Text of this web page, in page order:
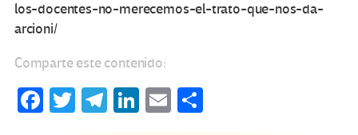
los-docentes-no-merecemos-el-trato-que-nos-da-
arcioni/
Comparte este contenido:
Fa T
Te Li
E